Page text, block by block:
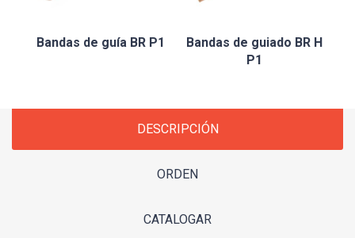
Bandas de guía BR P1
Bandas de guiado BR H
P1
DESCRIPCIÓN
ORDEN
CATALOGAR